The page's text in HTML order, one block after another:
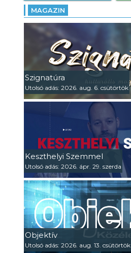
MAGAZIN
Szignatúra
Utolsó adás: 2026. aug. 6. csütörtök
Keszthelyi Szemmel
Utolsó adás: 2026. ápr. 29. szerda
Objektív
Utolsó adás: 2026. aug. 13. csütörtök